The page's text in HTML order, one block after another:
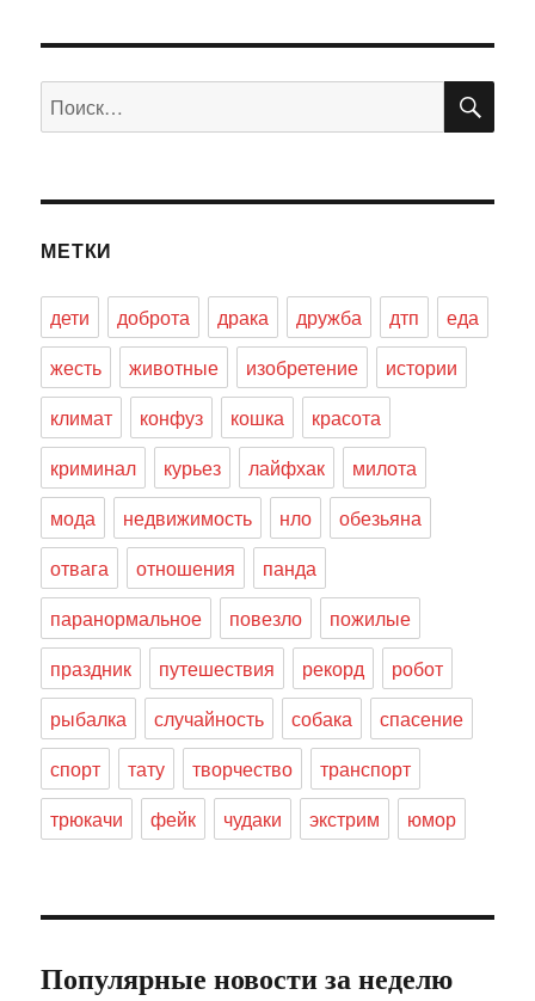
Искать:
МЕТКИ
дети доброта драка дружба дтп
еда
жесть
животные изобретение
истории
климат
конфуз кошка
красота
криминал
курьез лайфхак
милота
мода
недвижимость нло
обезьяна
отвага
отношения
панда
паранормальное
повезло
пожилые
праздник
путешествия рекорд
робот
рыбалка
случайность собака
спасение
спорт
тату творчество
транспорт
трюкачи
фейк чудаки экстрим юмор
Популярные новости за неделю